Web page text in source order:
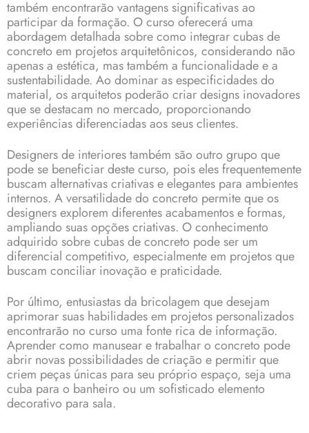
também encontrarão vantagens significativas ao
participar da formação. O curso oferecerá uma
abordagem detalhada sobre como integrar cubas de
concreto em projetos arquitetônicos, considerando não
apenas a estética, mas também a funcionalidade e a
sustentabilidade. Ao dominar as especificidades do
material, os arquitetos poderão criar designs inovadores
que se destacam no mercado, proporcionando
experiências diferenciadas aos seus clientes.
Designers de interiores também são outro grupo que
pode se beneficiar deste curso, pois eles frequentemente
buscam alternativas criativas e elegantes para ambientes
internos. A versatilidade do concreto permite que os
designers explorem diferentes acabamentos e formas,
ampliando suas opções criativas. O conhecimento
adquirido sobre cubas de concreto pode ser um
diferencial competitivo, especialmente em projetos que
buscam conciliar inovação e praticidade.
Por último, entusiastas da bricolagem que desejam
aprimorar suas habilidades em projetos personalizados
encontrarão no curso uma fonte rica de informação.
Aprender como manusear e trabalhar o concreto pode
abrir novas possibilidades de criação e permitir que
criem peças únicas para seu próprio espaço, seja uma
cuba para o banheiro ou um sofisticado elemento
decorativo para sala.